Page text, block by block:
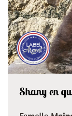
Shany en